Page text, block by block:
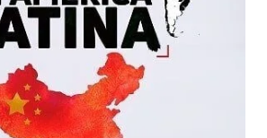
comercial acumulado de Argentina con